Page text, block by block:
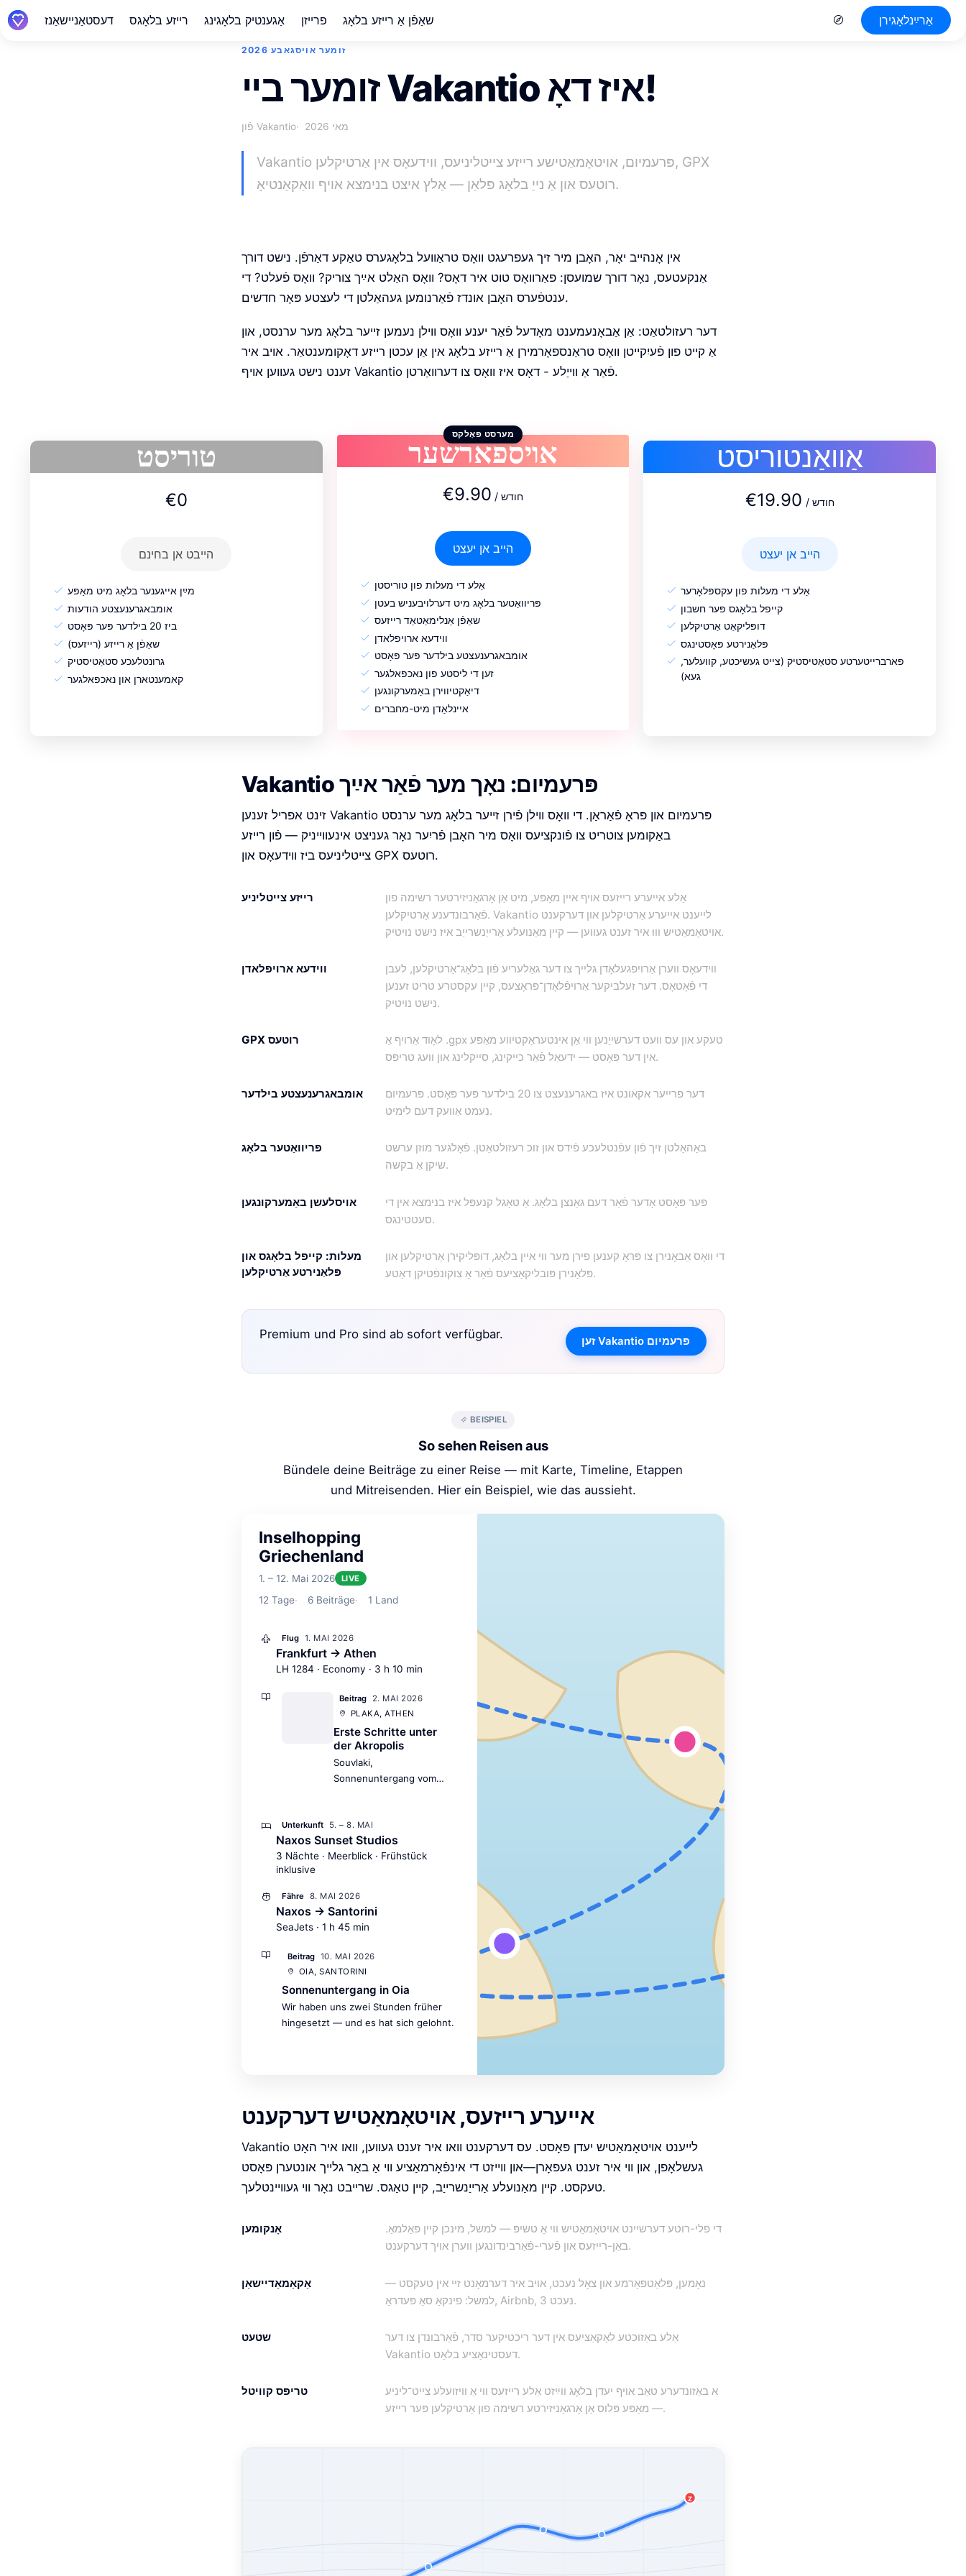
דעסטאַניישאַנז רייזע בלאָגס אַגענטיק בלאָגינג פרייזן שאַפֿן אַ רייזע בלאָג אַרײַנלאָגירן
זומער אויסגאבע 2026
זומער ביי Vakantio איז דאָ!
פֿון Vakantio מאי 2026
Vakantio פּרעמיום, אויטאָמאַטישע רייזע צייטליניעס, ווידעאָס אין אַרטיקלען, GPX
רוטעס און אַ נייַ בלאָג פּלאַן — אַלץ איצט בנימצא אויף וואַקאַנטיאָ.
אין אָנהייב יאָר, האָבן מיר זיך געפרעגט וואָס טראַוועל בלאָגערס טאַקע דאַרפֿן. נישט דורך
אַנקעטעס, נאָר דורך שמועסן: פאַרוואָס טוט איר דאָס? וואָס האַלט אײַך צוריק? וואָס פֿעלט? די
ענטפֿערס האָבן אונדז פֿאַרנומען געהאַלטן די לעצטע פּאָר חדשים.
דער רעזולטאַט: אַן אַבאָנעמענט מאָדעל פֿאַר יענע וואָס ווילן נעמען זייער בלאָג מער ערנסט, און
אַ קייט פון פֿעיִקייטן וואָס טראַנספאָרמירן אַ רייזע בלאָג אין אַן עכטן רייזע דאָקומענטאַר. אויב איר
זענט נישט געווען אויף Vakantio פֿאַר אַ ווייַלע - דאָס איז וואָס צו דערוואַרטן.
טוריסט
€0
הייבט אן בחינם
מײַן אייגענער בלאָג מיט מאַפּע
אומבאגרענעצטע הודעות
ביז 20 בילדער פּער פּאָסט
שאַפֿן אַ רייזע (רייזעס)
גרונטלעכע סטאַטיסטיק
קאמענטארן און נאכפאלגער
מערסט פאָלקס
אויספארשער
€9.90 / חודש
הייב אן יעצט
אַלע די מעלות פון טוריסטן
פּריוואַטער בלאָג מיט דערלויבעניש בעטן
שאַפֿן אַנלימאַטאַד רייזעס
ווידעא ארויפלאדן
אומבאגרענעצטע בילדער פּער פּאָסט
זען די ליסטע פון נאכפאלגער
דיאַקטיווירן באַמערקונגען
איינלאַדן מיט-מחברים
אַוואַנטוריסט
€19.90 / חודש
הייב אן יעצט
אַלע די מעלות פון עקספּלאָרער
קייפל בלאָגס פּער חשבון
דופּליקאַט אַרטיקלען
פּלאַנירטע פּאָסטינגס
פארברייטערטע סטאַטיסטיק (צייט געשיכטע, קוועלער,
געא)
Vakantio פּרעמיום: נאָך מער פֿאַר אײַך
זינט אפריל זענען Vakantio פּרעמיום און פּראָ פֿאַראַן. די וואָס ווילן פֿירן זייער בלאָג מער ערנסט
באַקומען צוטריט צו פֿונקציעס וואָס מיר האָבן פֿריִער נאָר געניצט אינעווייניק — פֿון רייזע
צייטליניעס ביז ווידעאָס און GPX רוטעס.
רייזע צייטליניע
אַלע אייערע רייזעס אויף איין מאַפּע, מיט אַן אָרגאַניזירטער רשימה פון
פֿאַרבונדענע אַרטיקלען. Vakantio לייענט אייערע אַרטיקלען און דערקענט
אויטאָמאַטיש וווּ איר זענט געווען — קיין מאַנועלע אַרייַנשרייַב איז נישט נויטיק.
ווידעא ארויפלאדן
ווידעאָס ווערן אַרויפגעלאָדן גלייך צו דער גאַלעריע פֿון בלאָג־אַרטיקלען, לעבן
די פֿאָטאָס. דער זעלביקער אַרויפֿלאָדן־פּראָצעס, קיין עקסטרע טריט זענען
נישט נויטיק.
GPX רוטעס
לאָוד אַרויף אַ .gpx טעקע און עס וועט דערשייַנען ווי אַן אינטעראַקטיווע מאַפּע
אין דער פּאָסט — ידעאַל פֿאַר כייקינג, סייקלינג און וועג טריפּס.
אומבאגרענעצטע בילדער
דער פרייער אקאונט איז באגרענעצט צו 20 בילדער פּער פּאָסט. פּרעמיום
נעמט אַוועק דעם לימיט.
פּריוואַטער בלאָג
באַהאַלטן זיך פֿון עפֿנטלעכע פֿידס און זוכ רעזולטאַטן. פֿאָלגער מוזן ערשט
שיקן אַ בקשה.
אויסלעשן באַמערקונגען
פּער פּאָסט אָדער פֿאַר דעם גאַנצן בלאָג. אַ טאָגל קנעפּל איז בנימצא אין די
סעטטינגס.
מעלות: קייפל בלאָגס און
פּלאַנירטע אַרטיקלען
די וואָס אַבאָנירן צו פּראָ קענען פירן מער ווי איין בלאָג, דופּליקירן אַרטיקלען און
פּלאַנירן פּובליקאַציעס פֿאַר אַ צוקונפֿטיקן דאַטע.
Premium und Pro sind ab sofort verfügbar. זען Vakantio פּרעמיום
BEISPIEL
So sehen Reisen aus
Bündele deine Beiträge zu einer Reise — mit Karte, Timeline, Etappen
und Mitreisenden. Hier ein Beispiel, wie das aussieht.
Inselhopping
Griechenland
1. – 12. Mai 2026 LIVE
12 Tage 6 Beiträge 1 Land
Flug 1. MAI 2026
Frankfurt → Athen
LH 1284 · Economy · 3 h 10 min
Beitrag
2. MAI 2026
PLAKA, ATHEN
Erste Schritte unter
der Akropolis
Souvlaki,
Sonnenuntergang vom
perfekte Auftakt.
Unterkunft 5. – 8. MAI
Naxos Sunset Studios
3 Nächte · Meerblick · Frühstück
inklusive
Fähre 8. MAI 2026
Naxos → Santorini
SeaJets · 1 h 45 min
Beitrag 10. MAI 2026
OIA, SANTORINI
Sonnenuntergang in Oia
Wir haben uns zwei Stunden früher
hingesetzt — und es hat sich gelohnt.
אייערע רייזעס, אויטאָמאַטיש דערקענט
Vakantio לייענט אויטאָמאַטיש יעדן פּאָסט. עס דערקענט וואו איר זענט געווען, וואו איר האָט
געשלאָפן, און ווי איר זענט געפאָרן—און ווייזט די אינפֿאָרמאַציע ווי אַ באַר גלייך אונטערן פּאָסט
טעקסט. קיין מאַנועלע אַרייַנשרייַב, קיין טאַגס. שרייבט נאָר ווי געוויינטלעך.
אָנקומען
די פלי-רוטע דערשיינט אויטאָמאַטיש ווי אַ טשיפּ — למשל, מינכן קיין פּאַלמאַ.
באַן-רייזעס און פֿערי-פֿאַרבינדונגען ווערן אויך דערקענט.
אַקאַמאַדיישאַן
נאָמען, פּלאַטפאָרמע און צאָל נעכט, אויב איר דערמאָנט זיי אין טעקסט —
למשל: פינקאַ סאַ פּעדראַ, Airbnb, 3 נעכט.
שטעט
אַלע באַזוכטע לאָקאַציעס אין דער ריכטיקער סדר, פֿאַרבונדן צו דער
Vakantio דעסטינאַציע בלאַט.
טריפּס קוויטל
א באַזונדערע טאַב אויף יעדן בלאָג ווײַזט אַלע רייזעס ווי אַ וויזועלע צייט־ליניע
— מאַפּע פּלוס אַן אָרגאַניזירטע רשימה פון אַרטיקלען פּער רייזע.
Z